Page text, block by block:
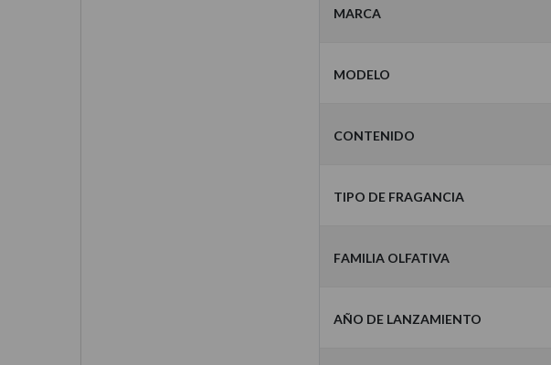
Marca
Modelo
Contenido
Tipo de Fragancia
Familia Olfativa
Año de Lanzamiento